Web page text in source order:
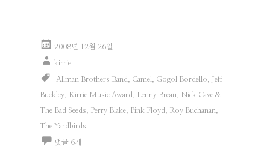
2008년 12월 26일
kirrie
Allman Brothers Band Camel Gogol Bordello Jeff
Buckley Kirrie Music Award Lenny Breau Nick Cave &
The Bad Seeds Perry Blake Pink Floyd Roy Buchanan
The Yardbirds
댓글 6개